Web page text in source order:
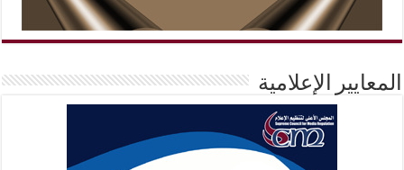
المعايير الإعلامية